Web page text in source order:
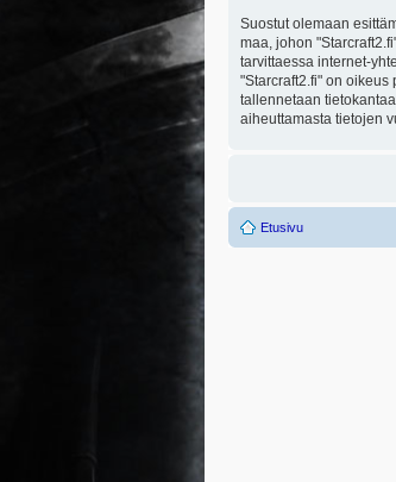
Suostut olemaan
maa, johon
tarvittaessa internet-
"Starcraft2.fi" on
tallennetaan
aiheuttamasta tietojen
Etusivu